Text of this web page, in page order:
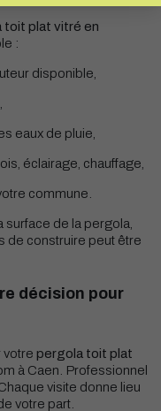
toit plat vitré en
:
disponible,
eaux de pluie,
éclairage, chauffage,
commune.
de la pergola,
de construire peut être
décision pour
votre pergola toit plat
à Caen. Professionnel
visite donne lieu
votre part.